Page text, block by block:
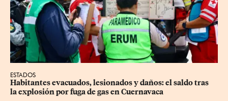
ESTADOS
Habitantes evacuados, lesionados y daños: el saldo tras
la explosión por fuga de gas en Cuernavaca